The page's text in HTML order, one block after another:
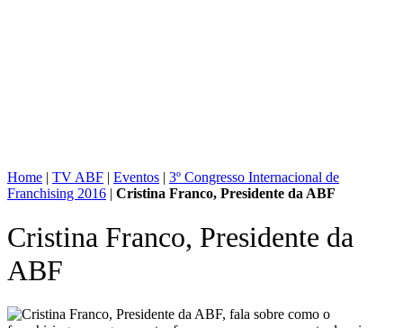
Home | TV ABF | Eventos | 3º Congresso Internacional de
Franchising 2016 | Cristina Franco, Presidente da ABF
Cristina Franco, Presidente da
ABF